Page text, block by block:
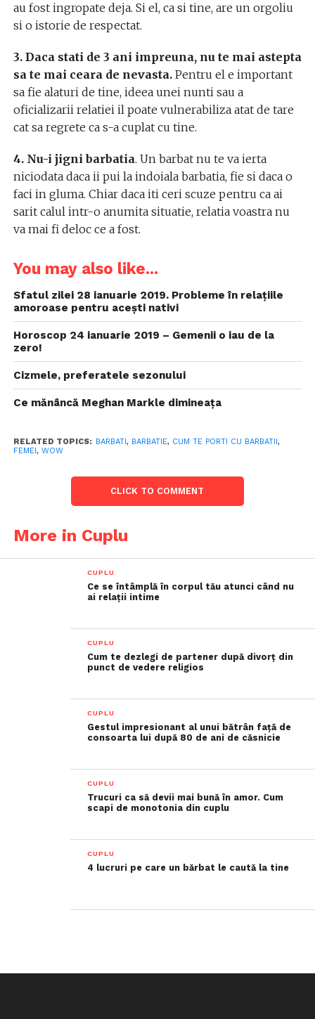
au fost ingropate deja. Si el, ca si tine, are un orgoliu
si o istorie de respectat.
3. Daca stati de 3 ani impreuna, nu te mai astepta
sa te mai ceara de nevasta.Pentru el e important
sa fie alaturi de tine, ideea unei nunti sau a
oficializarii relatiei il poate vulnerabiliza atat de tare
cat sa regrete ca s-a cuplat cu tine.
4. Nu-i jigni barbatia. Un barbat nu te va ierta
niciodata daca ii pui la indoiala barbatia, fie si daca o
faci in gluma. Chiar daca iti ceri scuze pentru ca ai
sarit calul intr-o anumita situatie, relatia voastra nu
va mai fi deloc ce a fost.
You may also like...
Sfatul zilei 28 ianuarie 2019. Probleme în relațiile
amoroase pentru acești nativi
Horoscop 24 ianuarie 2019 – Gemenii o iau de la
zero!
Cizmele, preferatele sezonului
Ce mănâncă Meghan Markle dimineața
RELATED TOPICS: BARBATI, BARBATIE, CUM TE PORTI CU BARBATII,
FEMEI, WOW
CLICK TO COMMENT
More in Cuplu
CUPLU
Ce se întâmplă în corpul tău atunci când nu
ai relații intime
CUPLU
Cum te dezlegi de partener după divorț din
punct de vedere religios
CUPLU
Gestul impresionant al unui bătrân față de
consoarta lui după 80 de ani de căsnicie
CUPLU
Trucuri ca să devii mai bună în amor. Cum
scapi de monotonia din cuplu
CUPLU
4 lucruri pe care un bărbat le caută la tine